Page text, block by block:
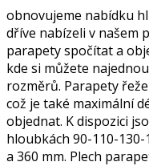
obnovujeme nabídku
dříve nabízeli v našem
parapety spočítat a
kde si můžete
rozměrů. Parapety
což je také maximální
objednat. K dispozici
hloubkách 90-110-
a 360 mm. Plech